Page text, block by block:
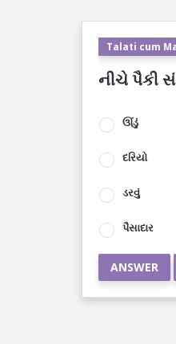
Talati cum
નીચે પૈકી
ઊંડું
દરિયો
ડરવું
પૈસાદાર
ANSWER